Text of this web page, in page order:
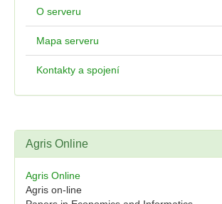
O serveru
Mapa serveru
Kontakty a spojení
Agris Online
Agris Online
Agris on-line